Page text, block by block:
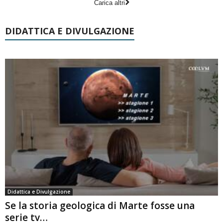
Carica altri
DIDATTICA E DIVULGAZIONE
Didattica e Divulgazione
Se la storia geologica di Marte fosse una
serie tv…